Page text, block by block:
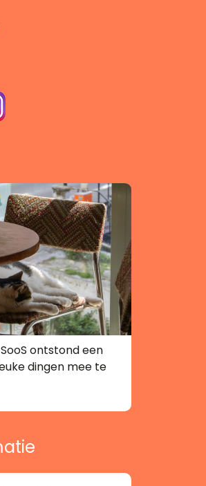
ontstond een
dingen mee te